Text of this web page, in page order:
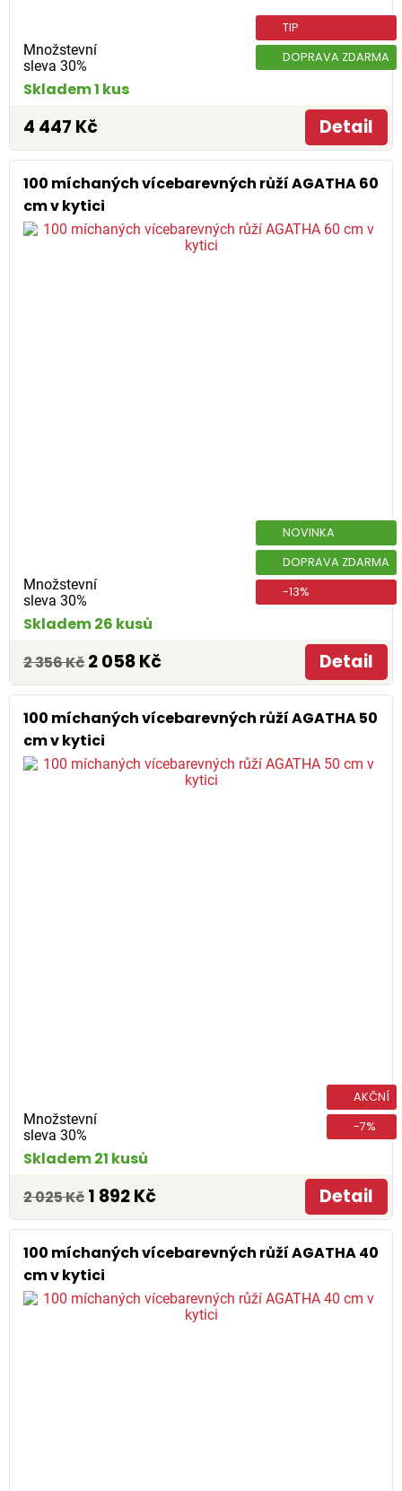
Množstevní
sleva 30%
TIP
DOPRAVA ZDARMA
Skladem 1 kus
4 447 Kč Detail
100 míchaných vícebarevných růží AGATHA 60
cm v kytici
Množstevní
sleva 30%
NOVINKA
DOPRAVA ZDARMA
-13%
Skladem 26 kusů
2 356 Kč 2 058 Kč Detail
100 míchaných vícebarevných růží AGATHA 50
cm v kytici
Množstevní
sleva 30%
AKČNÍ
-7%
Skladem 21 kusů
2 025 Kč 1 892 Kč Detail
100 míchaných vícebarevných růží AGATHA 40
cm v kytici